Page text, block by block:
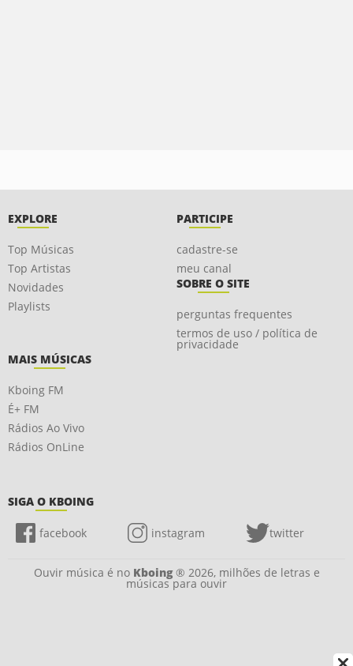
EXPLORE
Top Músicas
Top Artistas
Novidades
Playlists
PARTICIPE
cadastre-se
meu canal
SOBRE O SITE
perguntas frequentes
termos de uso / política de
privacidade
MAIS MÚSICAS
Kboing FM
É+ FM
Rádios Ao Vivo
Rádios OnLine
SIGA O KBOING
facebook instagram twitter
Ouvir música é no Kboing® 2026, milhões de letras e
músicas para ouvir